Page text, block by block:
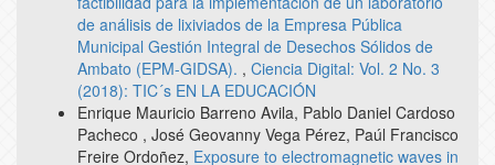
de análisis de lixiviados de la Empresa Pública
Municipal Gestión Integral de Desechos Sólidos de
Ambato (EPM-GIDSA). , Ciencia Digital: Vol. 2 No. 3
(2018): TIC´s EN LA EDUCACIÓN
Enrique Mauricio Barreno Avila, Pablo Daniel Cardoso
Pacheco , José Geovanny Vega Pérez, Paúl Francisco
Freire Ordoñez, Exposure to electromagnetic waves in